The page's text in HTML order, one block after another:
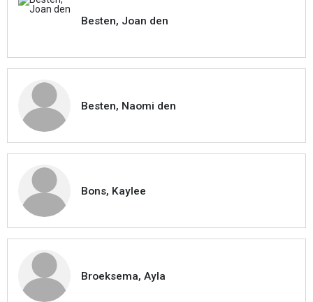
Besten, Joan den
Besten, Naomi den
Bons, Kaylee
Broeksema, Ayla